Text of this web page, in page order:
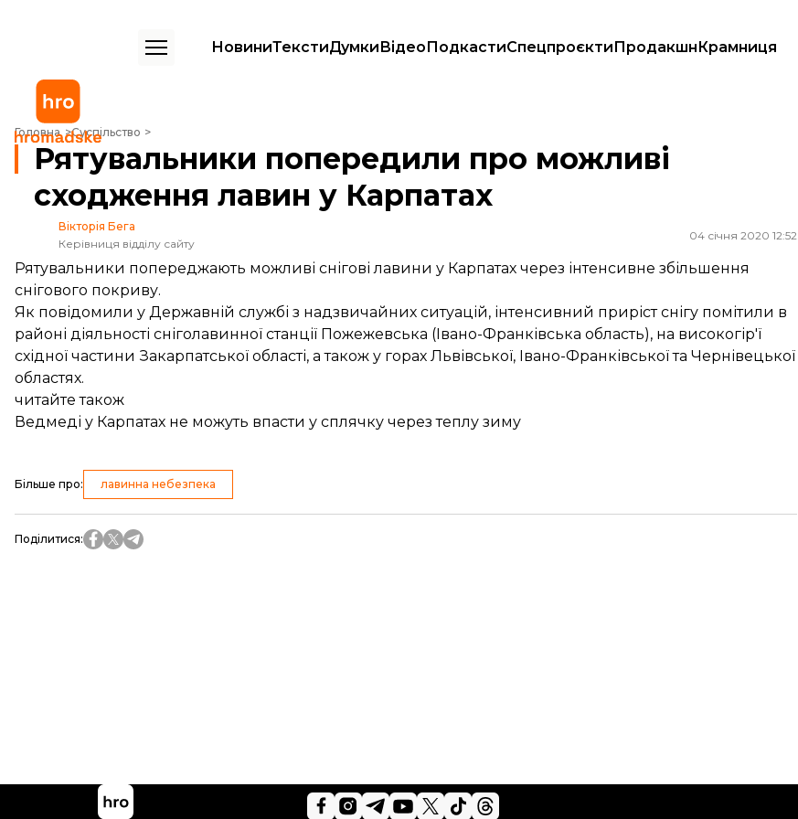
НовиниТекстиДумкиВідеоПодкастиСпецпроєктиПродакшнКрамниця
Головна Суспільство
Рятувальники попередили про можливі сходження лавин у Карпатах
Рятувальники попередили про можливі
сходження лавин у Карпатах
Вікторія Бега
Керівниця відділу сайту
04 січня 2020 12:52
Рятувальники попереджають можливі снігові лавини у Карпатах через інтенсивне збільшення
снігового покриву.
Як повідомили у Державній службі з надзвичайних ситуацій, інтенсивний приріст снігу помітили в
районі діяльності сніголавинної станції Пожежевська (Івано-Франківська область), на високогір'ї
східної частини Закарпатської області, а також у горах Львівської, Івано-Франківської та Чернівецької
областях.
читайте також
Ведмеді у Карпатах не можуть впасти у сплячку через теплу зиму
Більше про: лавинна небезпека
Поділитися: